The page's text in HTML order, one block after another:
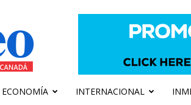
ECONOMÍA INTERNACIONAL